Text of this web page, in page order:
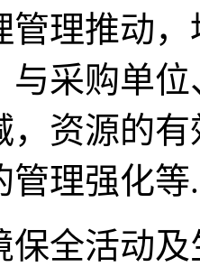
管理推动
与采购单
，资源的
管理强化等.
保全活动